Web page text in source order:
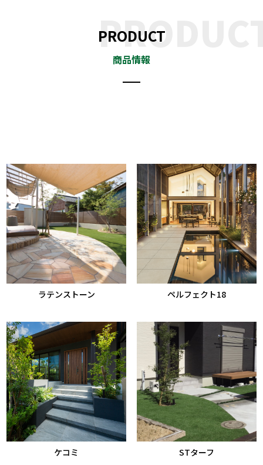
PRODUCT
ラテンストーン ペルフェクト18
ケコミ STターフ